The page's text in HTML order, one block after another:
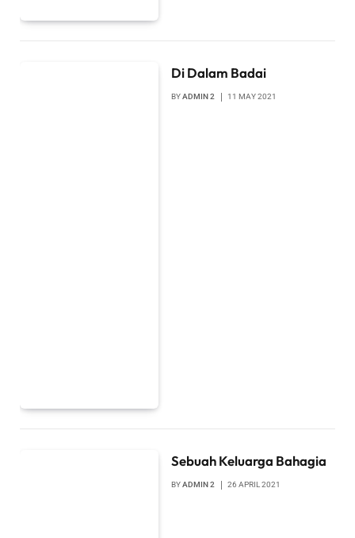
Di Dalam Badai
BYADMIN 2 11 MAY 2021
Sebuah Keluarga Bahagia
BYADMIN 2 26 APRIL 2021